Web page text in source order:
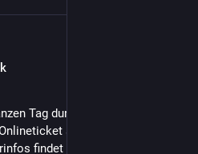
Tag durchprobieren und wird
sind 14€ p.P..
findet ihr auf der Webseite: